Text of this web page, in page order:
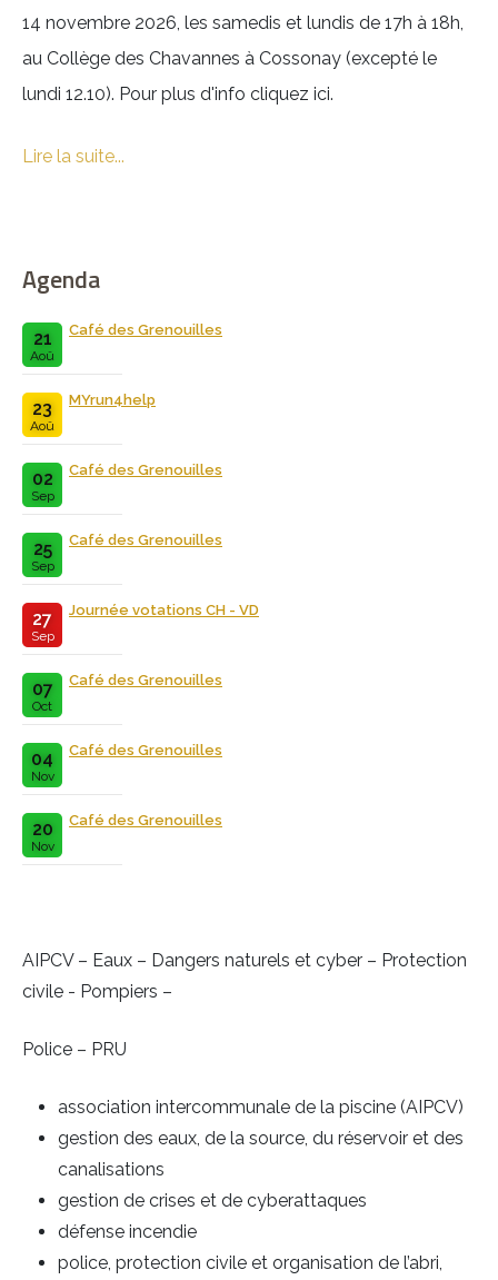
14 novembre 2026, les samedis et lundis de 17h à 18h,
au Collège des Chavannes à Cossonay (excepté le
lundi 12.10). Pour plus d'info cliquez ici.
Lire la suite...
Agenda
21
Aoû
Café des Grenouilles
23
Aoû
MYrun4help
02
Sep
Café des Grenouilles
25
Sep
Café des Grenouilles
27
Sep
Journée votations CH - VD
07
Oct
Café des Grenouilles
04
Nov
Café des Grenouilles
20
Nov
Café des Grenouilles
AIPCV – Eaux – Dangers naturels et cyber – Protection
civile - Pompiers –
Police – PRU
association intercommunale de la piscine (AIPCV)
gestion des eaux, de la source, du réservoir et des
canalisations
gestion de crises et de cyberattaques
défense incendie
police, protection civile et organisation de l’abri,